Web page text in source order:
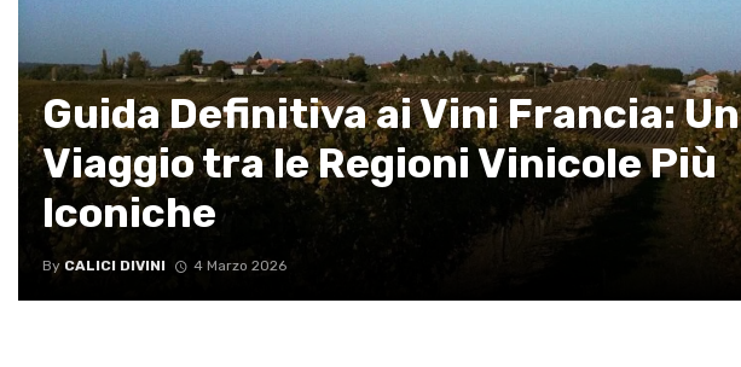
Guida Definitiva ai Vini Francia: Un
Viaggio tra le Regioni Vinicole Più
Iconiche
By CALICI DIVINI 4 Marzo 2026